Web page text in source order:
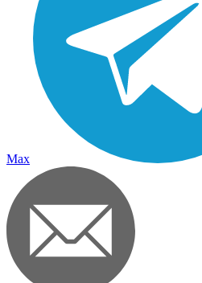
Max